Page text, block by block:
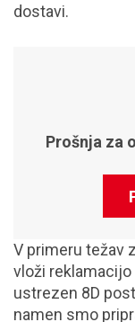
dostavi.
Prošnja za
V primeru težav
vloži
ustrezen 8D
namen smo